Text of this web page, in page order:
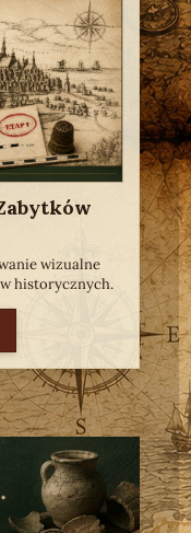
wizualne
historycznych.